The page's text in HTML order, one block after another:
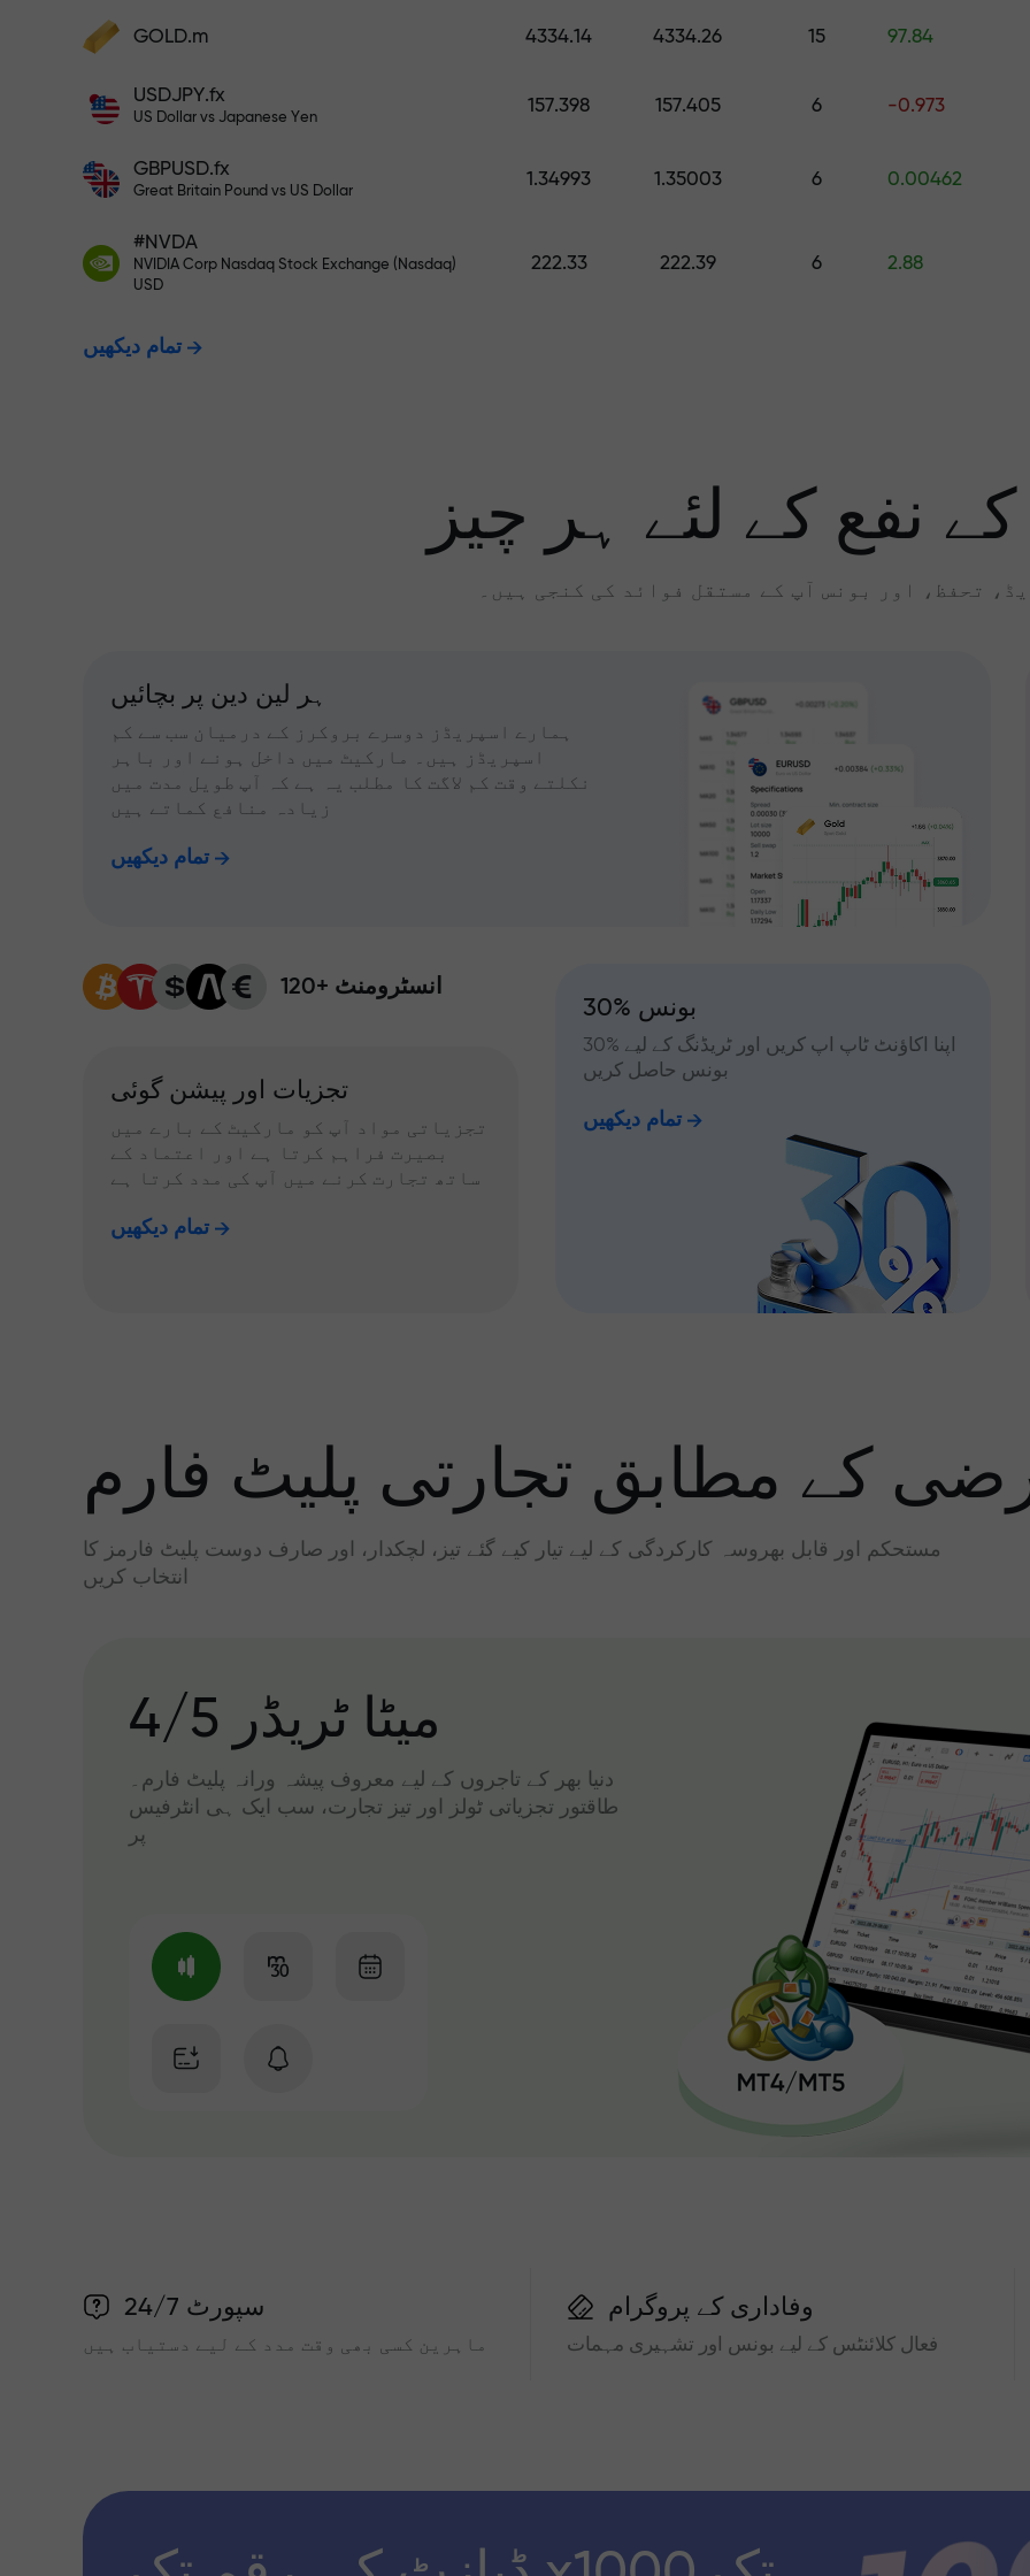
فنڈز جمع کریں اور اپنے ڈپازٹ سے 1,000 گنا بڑا
نہیں ہے۔ ڈپازٹ جتنا بڑا ہوگا، اتنا
ہی زیادہ ضرب ہوگا۔
اپنے اکاونٹ میں جمع کروائیں $333 — اور حاصل کریں تک کا تحفہ $1,500
سے پاک تجارت - ہم آپ کے
منافع کی ضمانت دیتے ہیں۔
X1000 تک کا بونس — مارکیٹ میں
GOLD.m 4334.14 4334.26 15 97.84
USDJPY.fx
US Dollar vs Japanese Yen
157.398 157.405 6 -0.973
GBPUSD.fx
Great Britain Pound vs US Dollar
1.34993 1.35003 6 0.00462
#NVDA
NVIDIA Corp Nasdaq Stock Exchange (Nasdaq)
USD
222.33 222.39 6 2.88
تمام دیکھیں
نفع کے لئے ہر چیز
تحفظ، اور بونس آپ کے مستقل فوائد کی کنجی ہیں۔
ہر لین دین پر بچائیں
ہمارے اسپریڈز دوسرے بروکرز کے درمیان سب سے کم
اسپریڈز ہیں۔ مارکیٹ میں داخل ہونے اور باہر
نکلتے وقت کم لاگت کا مطلب یہ ہے کہ آپ طویل مدت میں
زیادہ منافع کماتے ہیں
تمام دیکھیں
120+ انسٹرومنٹ
تجزیات اور پیشن گوئی
تجزیاتی مواد آپ کو مارکیٹ کے بارے میں
بصیرت فراہم کرتا ہے اور اعتماد کے
ساتھ تجارت کرنے میں آپ کی مدد کرتا ہے
تمام دیکھیں
30% بونس
اپنا اکاؤنٹ ٹاپ اپ کریں اور ٹریڈنگ کے لیے %30
بونس حاصل کریں
تمام دیکھیں
کے مطابق تجارتی پلیٹ فارم
مستحکم اور قابل بھروسہ کارکردگی کے لیے تیار کیے گئے تیز، لچکدار، اور صارف دوست پلیٹ فارمز کا
انتخاب کریں
میٹا ٹریڈر 4/5
دنیا بھر کے تاجروں کے لیے معروف پیشہ ورانہ پلیٹ فارم۔
طاقتور تجزیاتی ٹولز اور تیز تجارت، سب ایک ہی انٹرفیس
پر
سپورٹ 24/7
ماہرین کسی بھی وقت مدد کے لیے دستیاب ہیں
وفاداری کے پروگرام
فعال کلائنٹس کے لیے بونس اور تشہیری مہمات